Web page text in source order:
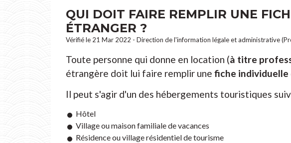
QUI DOIT FAIRE REMPLIR UNE
ÉTRANGER ?
Vérifié le 21 Mar 2022 - Direction de l'information légale et administrative
Toute personne qui donne en location (à titre
étrangère doit lui faire remplir une fiche individuelle
Il peut s'agir d'un des hébergements touristiques
Hôtel
Village ou maison familiale de vacances
Résidence ou village résidentiel de tourisme